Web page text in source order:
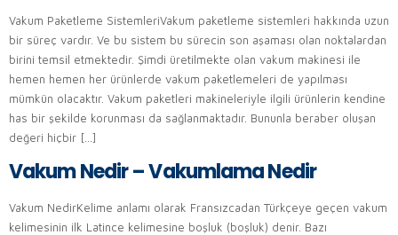
Vakum Paketleme SistemleriVakum paketleme sistemleri hakkında uzun
bir süreç vardır. Ve bu sistem bu sürecin son aşaması olan noktalardan
birini temsil etmektedir. Şimdi üretilmekte olan vakum makinesi ile
hemen hemen her ürünlerde vakum paketlemeleri de yapılması
mümkün olacaktır. Vakum paketleri makineleriyle ilgili ürünlerin kendine
has bir şekilde korunması da sağlanmaktadır. Bununla beraber oluşan
değeri hiçbir […]
Vakum Nedir – Vakumlama Nedir
Vakum NedirKelime anlamı olarak Fransızcadan Türkçeye geçen vakum
kelimesinin ilk Latince kelimesine boşluk (boşluk) denir. Bazı